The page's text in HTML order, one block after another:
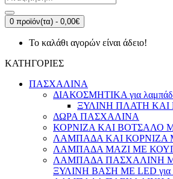
0 προϊόν(τα) - 0,00€
Το καλάθι αγορών είναι άδειο!
ΚΑΤΗΓΟΡΙΕΣ
ΠΑΣΧΑΛΙΝΑ
ΔΙΑΚΟΣΜΗΤΙΚΑ για
ΞΥΛΙΝΗ ΠΛΑΤΗ ΚΑΙ
ΔΩΡΑ ΠΑΣΧΑΛΙΝΑ
ΚΟΡΝΙΖΑ ΚΑΙ ΒΟΤΣΑΛΟ
ΛΑΜΠΑΔΑ ΚΑΙ ΚΟΡΝΙΖΑ
ΛΑΜΠΑΔΑ ΜΑΖΙ ΜΕ
ΛΑΜΠΑΔΑ ΠΑΣΧΑΛΙΝΗ
ΞΥΛΙΝΗ ΒΑΣΗ ΜΕ LED για